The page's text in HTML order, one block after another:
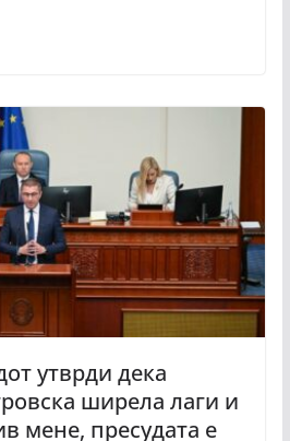
утврди дека
ширела лаги и
мене, пресудата е